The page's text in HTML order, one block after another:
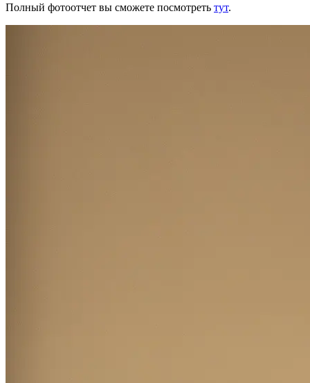
Полный фотоотчет вы сможете посмотреть тут.